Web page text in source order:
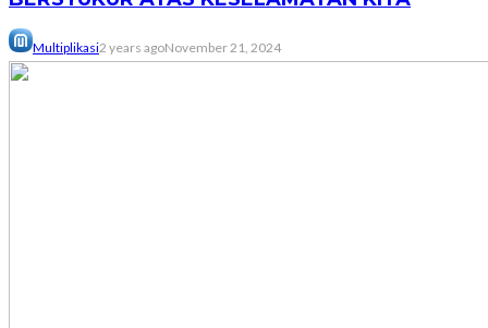
Multiplikasi2 years agoNovember 21, 2024